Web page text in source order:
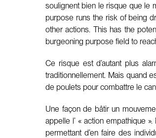
soulignent bien le risque que le
purpose runs the risk of being
other actions. This has the
burgeoning purpose field to
Ce risque est d’autant plus
traditionnellement. Mais quand
de poulets pour combattre le
Une façon de bâtir un
appelle l’ « action empathique
permettant d’en faire des